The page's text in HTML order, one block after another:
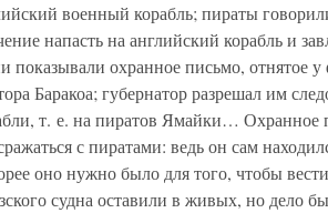
военный корабль; пираты
напасть на английский корабль и
показывали охранное письмо, отнятое
Баракоа; губернатор разрешал им
т. е. на пиратов Ямайки… Охранное
с пиратами: ведь он сам
оно нужно было для того, чтобы
судна оставили в живых, но дело